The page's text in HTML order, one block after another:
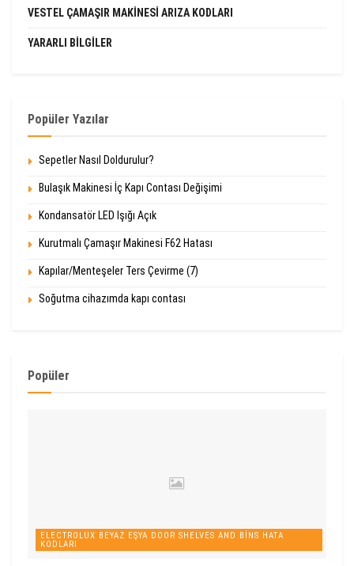
VESTEL ÇAMAŞIR MAKINESI ARIZA KODLARI
YARARLI BILGILER
Popüler Yazılar
Sepetler Nasıl Doldurulur?
Bulaşık Makinesi İç Kapı Contası Değişimi
Kondansatör LED Işığı Açık
Kurutmalı Çamaşır Makinesi F62 Hatası
Kapılar/Menteşeler Ters Çevirme (7)
Soğutma cihazımda kapı contası
Popüler
ELECTROLUX BEYAZ EŞYA DOOR SHELVES AND BINS HATA
KODLARI